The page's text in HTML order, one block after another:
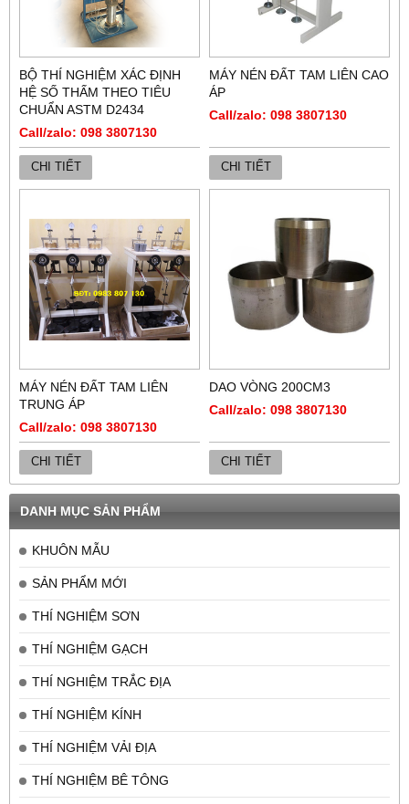
DANH MỤC SẢN PHẨM
KHUÔN MẪU
SẢN PHẨM MỚI
THÍ NGHIỆM SƠN
THÍ NGHIỆM GẠCH
THÍ NGHIỆM TRẮC ĐỊA
THÍ NGHIỆM KÍNH
THÍ NGHIỆM VẢI ĐỊA
THÍ NGHIỆM BÊ TÔNG
BỘ THÍ NGHIỆM XÁC ĐỊNH
HỆ SỐ THẤM THEO TIÊU
CHUẨN ASTM D2434
Call/zalo: 098 3807130
CHI TIẾT
MÁY NÉN ĐẤT TAM LIÊN CAO
ÁP
Call/zalo: 098 3807130
CHI TIẾT
MÁY NÉN ĐẤT TAM LIÊN
TRUNG ÁP
Call/zalo: 098 3807130
CHI TIẾT
DAO VÒNG 200CM3
Call/zalo: 098 3807130
CHI TIẾT